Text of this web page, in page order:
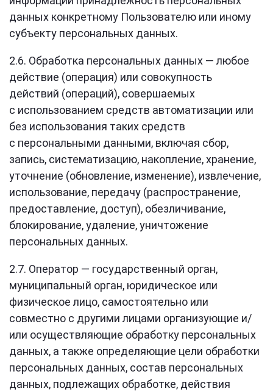
данных конкретному Пользователю или иному
субъекту персональных данных.
2.6. Обработка персональных данных — любое
действие (операция) или совокупность
действий (операций), совершаемых
с использованием средств автоматизации или
без использования таких средств
с персональными данными, включая сбор,
запись, систематизацию, накопление, хранение,
уточнение (обновление, изменение), извлечение,
использование, передачу (распространение,
предоставление, доступ), обезличивание,
блокирование, удаление, уничтожение
персональных данных.
2.7. Оператор — государственный орган,
муниципальный орган, юридическое или
физическое лицо, самостоятельно или
совместно с другими лицами организующие и/
или осуществляющие обработку персональных
данных, а также определяющие цели обработки
персональных данных, состав персональных
данных, подлежащих обработке, действия